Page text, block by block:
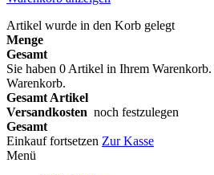
Artikel wurde in den Korb gelegt
Menge
Gesamt
Sie haben 0 Artikel in Ihrem Warenkorb.
Warenkorb.
Gesamt Artikel
Versandkosten noch festzulegen
Gesamt
Einkauf fortsetzen Zur Kasse
Menü